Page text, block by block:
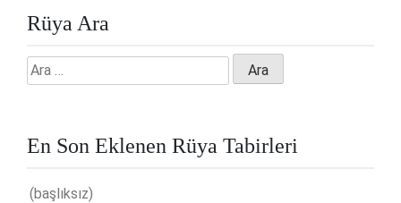
Rüya Ara
Arama:
En Son Eklenen Rüya Tabirleri
(başlıksız)